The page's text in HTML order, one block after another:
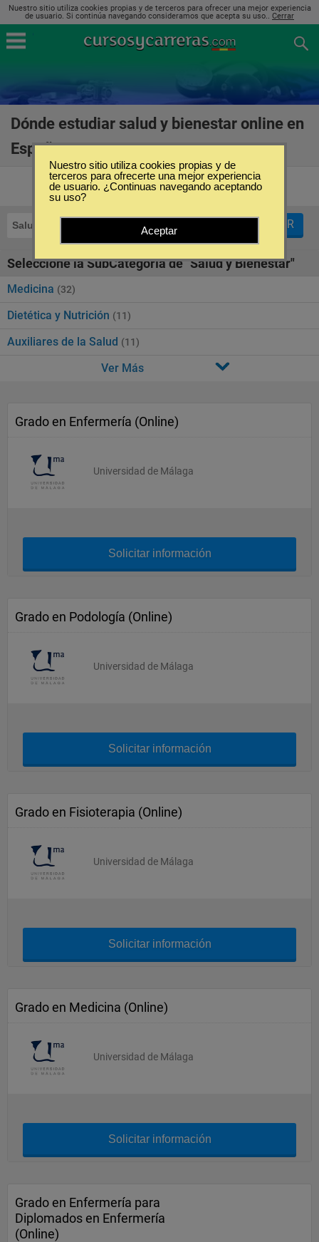
Nuestro sitio utiliza cookies propias y de terceros para ofrecer una mejor experiencia
de usuario. Si continúa navegando consideramos que acepta su uso.. Cerrar
Dónde estudiar salud y bienestar online en
España
Salud y Bienestar Online FILTRAR
Seleccione la SubCategoría de "Salud y Bienestar"
Medicina (32)
Dietética y Nutrición (11)
Auxiliares de la Salud (11)
Ver Más
Grado en Enfermería (Online)
Universidad de Málaga
Solicitar información
Grado en Podología (Online)
Universidad de Málaga
Solicitar información
Grado en Fisioterapia (Online)
Universidad de Málaga
Solicitar información
Grado en Medicina (Online)
Universidad de Málaga
Solicitar información
Grado en Enfermería para
Diplomados en Enfermería
(Online)
Nuestro sitio utiliza cookies propias y de
terceros para ofrecerte una mejor experiencia
de usuario. ¿Continuas navegando aceptando
su uso?
Aceptar